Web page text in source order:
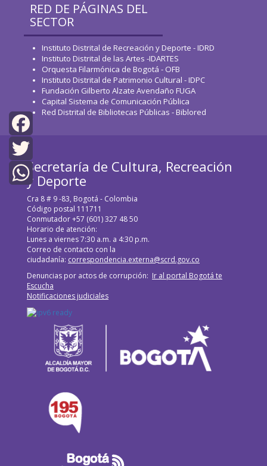
Facebook
Twitter
WhatsApp
RED DE PÁGINAS DEL
SECTOR
Instituto Distrital de Recreación y Deporte - IDRD
Instituto Distrital de las Artes -IDARTES
Orquesta Filarmónica de Bogotá - OFB
Instituto Distrital de Patrimonio Cultural - IDPC
Fundación Gilberto Alzate Avendaño FUGA
Capital Sistema de Comunicación Pública
Red Distrital de Bibliotecas Públicas - Biblored
Secretaría de Cultura, Recreación
y Deporte
Cra 8 # 9 -83, Bogotá - Colombia
Código postal 111711
Conmutador +57 (601) 327 48 50
Horario de atención:
Lunes a viernes 7:30 a.m. a 4:30 p.m.
Correo de contacto con la
ciudadanía: correspondencia.externa@scrd.gov.co
Denuncias por actos de corrupción: Ir al portal Bogotá te
Escucha
Notificaciones judiciales